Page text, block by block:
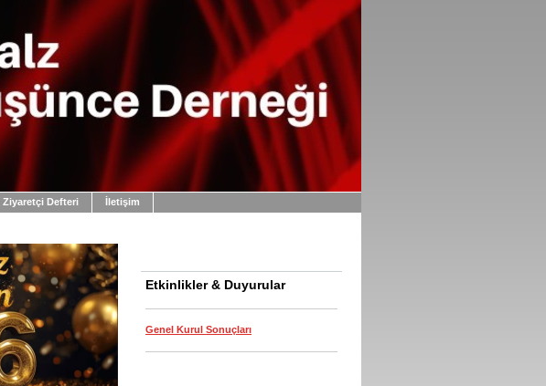
Ziyaretçi Defteri İletişim
Etkinlikler & Duyurular
Genel Kurul Sonuçları